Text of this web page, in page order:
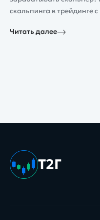
скальпинга в трейдинге
Читать далее
Т2Г